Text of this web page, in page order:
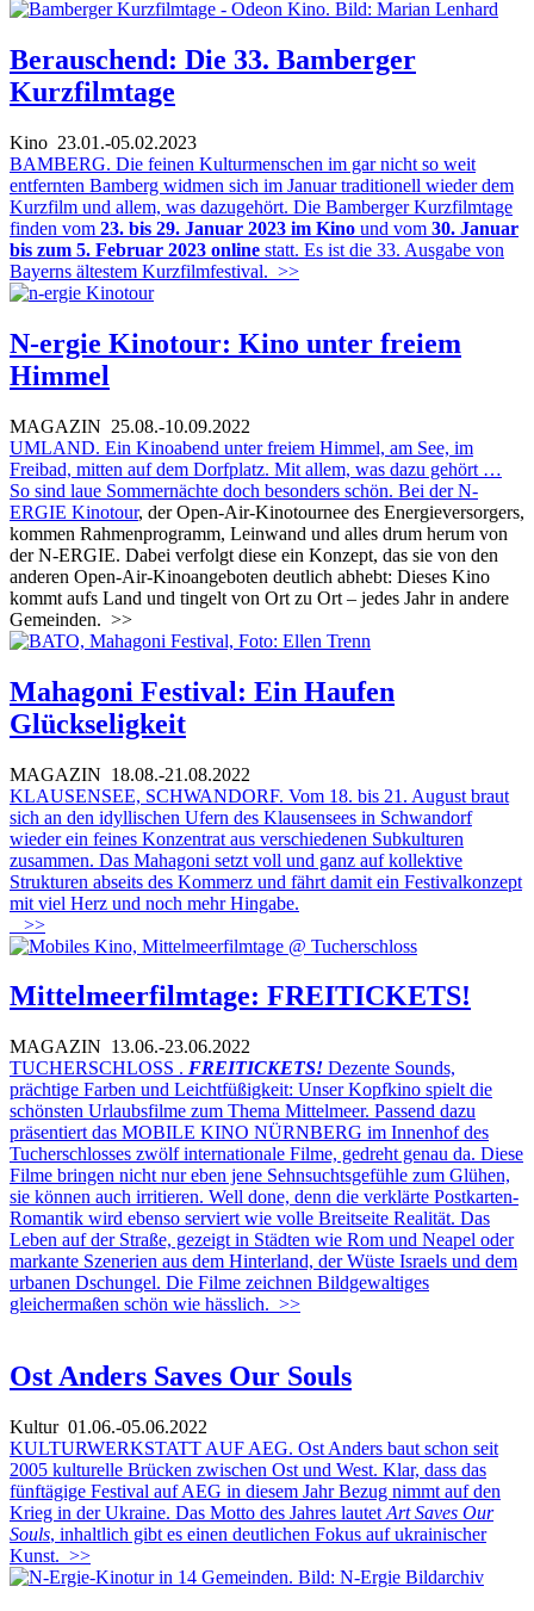
Berauschend: Die 33. Bamberger
Kurzfilmtage
Kino 23.01.-05.02.2023
BAMBERG. Die feinen Kulturmenschen im gar nicht so weit
entfernten Bamberg widmen sich im Januar traditionell wieder dem
Kurzfilm und allem, was dazugehört. Die Bamberger Kurzfilmtage
finden vom 23. bis 29. Januar 2023 im Kino und vom 30. Januar
bis zum 5. Februar 2023 online statt. Es ist die 33. Ausgabe von
Bayerns ältestem Kurzfilmfestival. >>
N-ergie Kinotour: Kino unter freiem
Himmel
MAGAZIN 25.08.-10.09.2022
UMLAND. Ein Kinoabend unter freiem Himmel, am See, im
Freibad, mitten auf dem Dorfplatz. Mit allem, was dazu gehört …
So sind laue Sommernächte doch besonders schön. Bei derN-
ERGIE Kinotour, der Open-Air-Kinotournee des Energieversorgers,
kommen Rahmenprogramm, Leinwand und alles drum herum von
der N-ERGIE. Dabei verfolgt diese ein Konzept, das sie von den
anderen Open-Air-Kinoangeboten deutlich abhebt: Dieses Kino
kommt aufs Land und tingelt von Ort zu Ort – jedes Jahr in andere
Gemeinden. >>
Mahagoni Festival: Ein Haufen
Glückseligkeit
MAGAZIN 18.08.-21.08.2022
KLAUSENSEE, SCHWANDORF. Vom 18. bis 21. August braut
sich an den idyllischen Ufern des Klausensees in Schwandorf
wieder ein feines Konzentrat aus verschiedenen Subkulturen
zusammen. Das Mahagoni setzt voll und ganz auf kollektive
Strukturen abseits des Kommerz und fährt damit ein Festivalkonzept
mit viel Herz und noch mehr Hingabe.
>>
Mittelmeerfilmtage: FREITICKETS!
MAGAZIN 13.06.-23.06.2022
TUCHERSCHLOSS . FREITICKETS! Dezente Sounds,
prächtige Farben und Leichtfüßigkeit: Unser Kopfkino spielt die
schönsten Urlaubsfilme zum Thema Mittelmeer. Passend dazu
präsentiert das MOBILE KINO NÜRNBERG im Innenhof des
Tucherschlosses zwölf internationale Filme, gedreht genau da. Diese
Filme bringen nicht nur eben jene Sehnsuchtsgefühle zum Glühen,
sie können auch irritieren. Well done, denn die verklärte Postkarten-
Romantik wird ebenso serviert wie volle Breitseite Realität. Das
Leben auf der Straße, gezeigt in Städten wie Rom und Neapel oder
markante Szenerien aus dem Hinterland, der Wüste Israels und dem
urbanen Dschungel. Die Filme zeichnen Bildgewaltiges
gleichermaßen schön wie hässlich. >>
Ost Anders Saves Our Souls
Kultur01.06.-05.06.2022
KULTURWERKSTATT AUF AEG. Ost Anders baut schon seit
2005 kulturelle Brücken zwischen Ost und West. Klar, dass das
fünftägige Festival auf AEG in diesem Jahr Bezug nimmt auf den
Krieg in der Ukraine. Das Motto des Jahres lautet Art Saves Our
Souls, inhaltlich gibt es einen deutlichen Fokus auf ukrainischer
Kunst. >>